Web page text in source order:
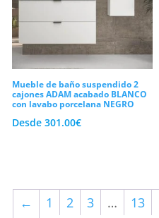
Mueble de baño suspendido 2
cajones ADAM acabado BLANCO
con lavabo porcelana NEGRO
Desde 301.00€
← 1 2 3 … 13